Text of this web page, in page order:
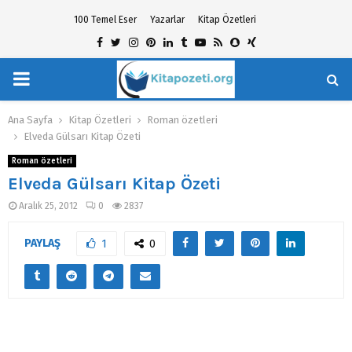
100 Temel Eser Yazarlar Kitap Özetleri
Facebook
TwitterInstagram
Pinterest
Linkedin
TumblrYoutube
RssSnapchat
Xing
PRIMARY
MENU
Ana Sayfa Kitap Özetleri
Roman özetleri
Elveda Gülsarı Kitap Özeti
Roman özetleri
Elveda Gülsarı Kitap Özeti
Aralık 25, 2012 0 2837
PAYLAŞ 1 0